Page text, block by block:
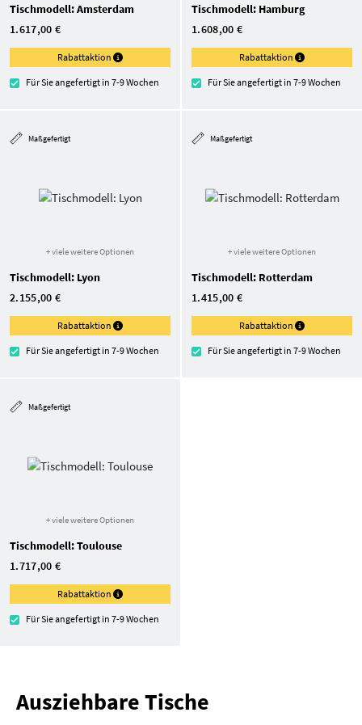
Tischmodell: Amsterdam
1.617,00 €
Rabattaktion
Für Sie angefertigt in 7-9 Wochen
Tischmodell: Hamburg
1.608,00 €
Rabattaktion
Für Sie angefertigt in 7-9 Wochen
Maßgefertigt
+ viele weitere Optionen
Tischmodell: Lyon
2.155,00 €
Rabattaktion
Für Sie angefertigt in 7-9 Wochen
Maßgefertigt
+ viele weitere Optionen
Tischmodell: Rotterdam
1.415,00 €
Rabattaktion
Für Sie angefertigt in 7-9 Wochen
Maßgefertigt
+ viele weitere Optionen
Tischmodell: Toulouse
1.717,00 €
Rabattaktion
Für Sie angefertigt in 7-9 Wochen
Ausziehbare Tische